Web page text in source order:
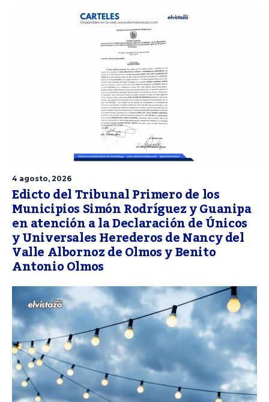
4 agosto, 2026
Edicto del Tribunal Primero de los
Municipios Simón Rodríguez y Guanipa
en atención a la Declaración de Únicos
y Universales Herederos de Nancy del
Valle Albornoz de Olmos y Benito
Antonio Olmos